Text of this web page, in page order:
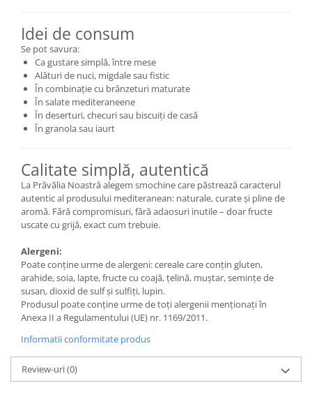
Idei de consum
Se pot savura:
Ca gustare simplă, între mese
Alături de nuci, migdale sau fistic
În combinație cu brânzeturi maturate
În salate mediteraneene
În deserturi, checuri sau biscuiți de casă
În granola sau iaurt
Calitate simplă, autentică
La Prăvălia Noastră alegem smochine care păstrează caracterul
autentic al produsului mediteranean: naturale, curate și pline de
aromă. Fără compromisuri, fără adaosuri inutile – doar fructe
uscate cu grijă, exact cum trebuie.
Alergeni:
Poate conține urme de alergeni: cereale care conțin gluten,
arahide, soia, lapte, fructe cu coajă, țelină, muștar, semințe de
susan, dioxid de sulf și sulfiți, lupin.
Produsul poate conține urme de toți alergenii menționați în
Anexa II a Regulamentului (UE) nr. 1169/2011.
Informatii conformitate produs
Review-uri(0)